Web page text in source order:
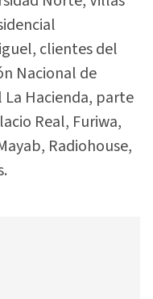
clientes del
Nacional de
La Hacienda, parte
Real, Furiwa,
Radiohouse,